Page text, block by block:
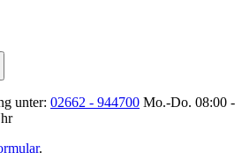
unter: 02662 - 944700 Mo.-Do. 08:00 -
.